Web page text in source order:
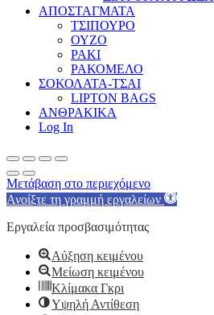
ΑΠΟΣΤΑΓΜΑΤΑ
ΤΣΙΠΟΥΡΟ
ΟΥΖΟ
ΡΑΚΙ
ΡΑΚΟΜΕΛΟ
ΣΟΚΟΛΑΤΑ-ΤΣΑΙ
LIPTON BAGS
ΑΝΘΡΑΚΙΚΑ
Log In
Μετάβαση στο περιεχόμενο
Ανοίξτε τη γραμμή εργαλείων
Εργαλεία προσβασιμότητας
Αύξηση κειμένου
Μείωση κειμένου
Κλίμακα Γκρι
Υψηλή Αντίθεση